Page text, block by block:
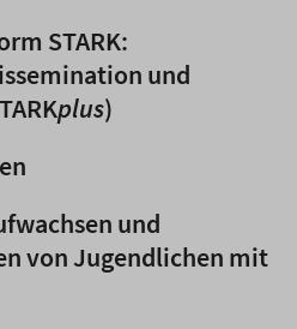
STARK:
und
plus)
und
von Jugendlichen mit